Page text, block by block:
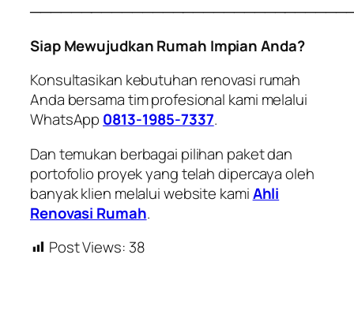
Siap Mewujudkan Rumah Impian Anda?
Konsultasikan kebutuhan renovasi rumah
Anda bersama tim profesional kami melalui
WhatsApp 0813-1985-7337.
Dan temukan berbagai pilihan paket dan
portofolio proyek yang telah dipercaya oleh
banyak klien melalui website kamiAhli
Renovasi Rumah.
Post Views: 38